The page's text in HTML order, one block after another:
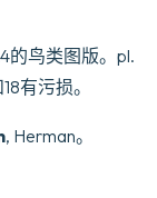
的鸟类图版。pl.
有污损。
, Herman。